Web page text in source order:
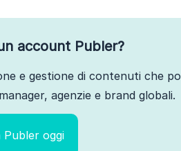
account Publer?
e gestione di contenuti che
agenzie e brand globali.
Publer oggi